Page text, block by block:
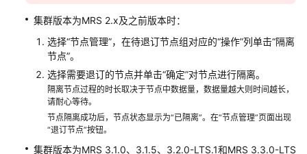
安
MRS
群
集群版本为MRS 2.x及之前版本时：
选择“节点管理”，在待退订节点组对应的“操作”列单击“隔离
节点”。
选择需要退订的节点并单击“确定”对节点进行隔离。
隔离节点过程的时长取决于节点中数据量，数据量越大则时间越长，
请耐心等待。
节点隔离成功后，节点状态显示为“已隔离”。在“节点管理”页面出现
“退订节点”按钮。
集群版本为MRS 3.1.0、3.1.5、3.2.0-LTS.1和MRS 3.3.0-LTS